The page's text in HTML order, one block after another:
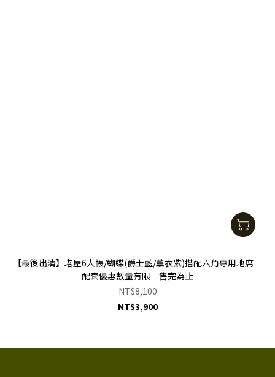
【最後出清】塔屋6人帳/蝴蝶(爵士藍/薰衣紫)搭配六角專用地席｜
配套優惠數量有限｜售完為止
NT$8,100
NT$3,900